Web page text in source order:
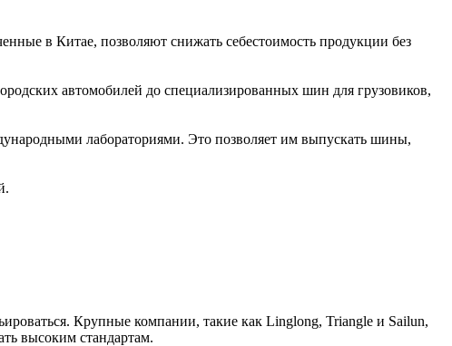
в Китае, позволяют снижать себестоимость продукции без
автомобилей до специализированных шин для грузовиков,
лабораториями. Это позволяет им выпускать шины,
Крупные компании, такие как Linglong, Triangle и Sailun,
высоким стандартам.